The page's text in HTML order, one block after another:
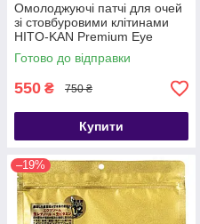
Омолоджуючі патчі для очей
зі стовбуровими клітинами
HITO-KAN Premium Eye
Sheet, 60 шт
Готово до відправки
550 ₴ 750 ₴
Купити
–19%